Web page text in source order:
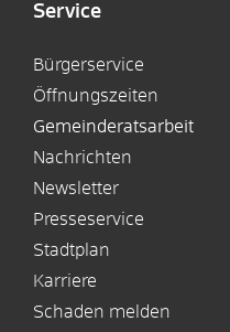
Service
Bürgerservice
Öffnungszeiten
Gemeinderatsarbeit
Nachrichten
Newsletter
Presseservice
Stadtplan
Karriere
Schaden melden